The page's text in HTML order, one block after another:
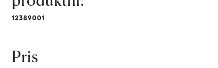
12389001
Pris